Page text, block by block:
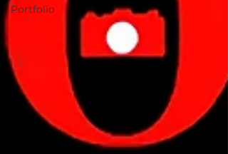
Portfolio